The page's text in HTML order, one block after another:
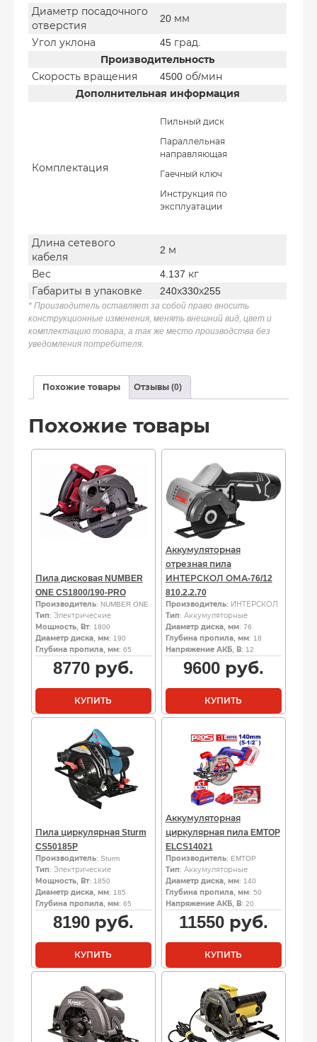
Диаметр посадочного
отверстия
20 мм
Угол уклона
45 град.
Производительность
Скорость вращения
4500 об/мин
Дополнительная информация
Комплектация
Пильный диск
Параллельная
направляющая
Гаечный ключ
Инструкция по
эксплуатации
Длина сетевого
кабеля
2 м
Вес
4.137 кг
Габариты в упаковке
240х330х255
* Производитель оставляет за собой право вносить
конструкционные изменения, менять внешний вид, цвет и
комплектацию товара, а так же место производства без
уведомления потребителя.
Похожие товары Отзывы (0)
Похожие товары
Пила дисковая NUMBER
ONE CS1800/190-PRO
Производитель: NUMBER ONE
Тип: Электрические
Мощность, Вт: 1800
Диаметр диска, мм: 190
Глубина пропила, мм: 65
8770руб.
КУПИТЬ
Аккумуляторная
отрезная пила
ИНТЕРСКОЛ ОМА-76/12
810.2.2.70
Производитель: ИНТЕРСКОЛ
Тип: Аккумуляторные
Диаметр диска, мм: 76
Глубина пропила, мм: 18
Напряжение АКБ, В: 12
9600руб.
КУПИТЬ
Пила циркулярная Sturm
CS50185P
Производитель: Sturm
Тип: Электрические
Мощность, Вт: 1850
Диаметр диска, мм: 185
Глубина пропила, мм: 65
8190руб.
КУПИТЬ
Аккумуляторная
циркулярная пила EMTOP
ELCS14021
Производитель: EMTOP
Тип: Аккумуляторные
Диаметр диска, мм: 140
Глубина пропила, мм: 50
Напряжение АКБ, В: 20
11550руб.
КУПИТЬ